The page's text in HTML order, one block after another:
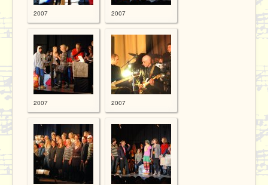
2007 2007
2007 2007